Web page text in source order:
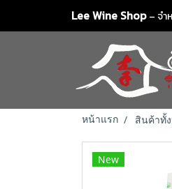
Lee Wine Shop– จำ
หน้าแรก สินค้าทั้
New